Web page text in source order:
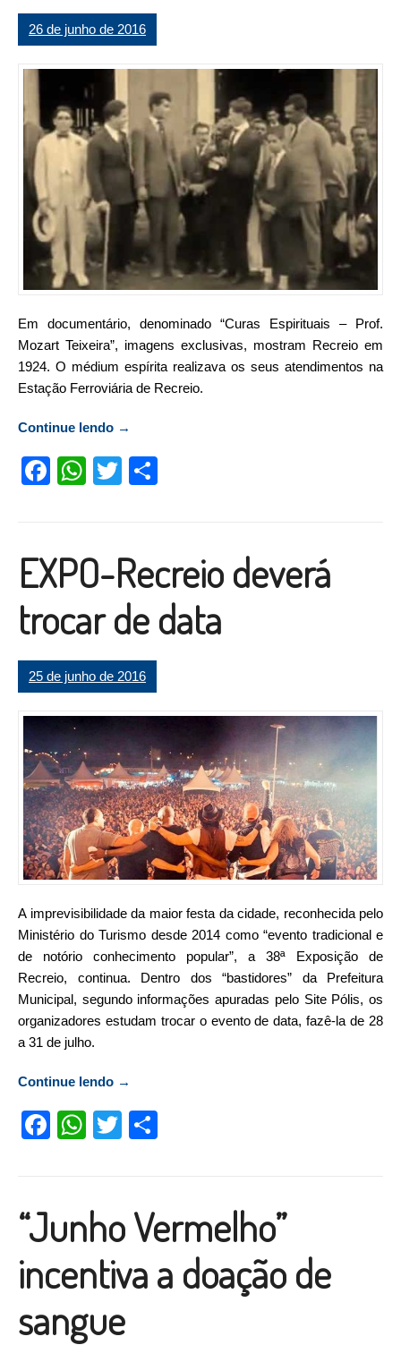
26 de junho de 2016
Em documentário, denominado “Curas Espirituais – Prof.
Mozart Teixeira”, imagens exclusivas, mostram Recreio em
1924. O médium espírita realizava os seus atendimentos na
Estação Ferroviária de Recreio.
Continue lendo “Documentário espírita mostra imagens de
→
Facebook
WhatsApp
Twitter
EXPO-Recreio deverá
trocar de data
25 de junho de 2016
A imprevisibilidade da maior festa da cidade, reconhecida pelo
Ministério do Turismo desde 2014 como “evento tradicional e
de notório conhecimento popular”, a 38ª Exposição de
Recreio, continua. Dentro dos “bastidores” da Prefeitura
Municipal, segundo informações apuradas pelo Site Pólis, os
organizadores estudam trocar o evento de data, fazê-la de 28
a 31 de julho.
Continue lendo “EXPO-Recreio deverá trocar de data”
→
Facebook
WhatsApp
Twitter
“Junho Vermelho”
incentiva a doação de
sangue